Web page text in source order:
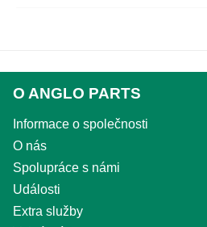
O ANGLO PARTS
Informace o společnosti
O nás
Spolupráce s námi
Události
Extra služby